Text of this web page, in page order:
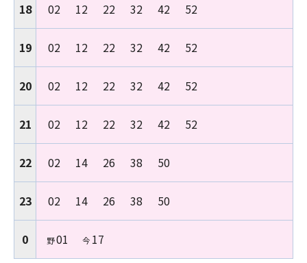
18 02 12 22 32 42 52
19 02 12 22 32 42 52
20 02 12 22 32 42 52
21 02 12 22 32 42 52
22 02 14 26 38 50
23 02 14 26 38 50
0 野01 今 17